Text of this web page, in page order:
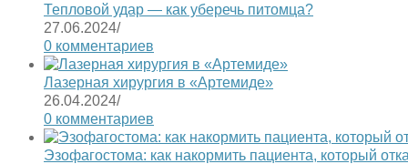
Тепловой удар — как уберечь питомца?
27.06.2024/
0 комментариев
Лазерная хирургия в «Артемиде»
26.04.2024/
0 комментариев
Эзофагостома: как накормить пациента, который